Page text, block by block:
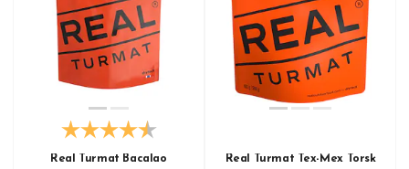
Real Turmat Bacalao Real Turmat Tex-Mex Torsk